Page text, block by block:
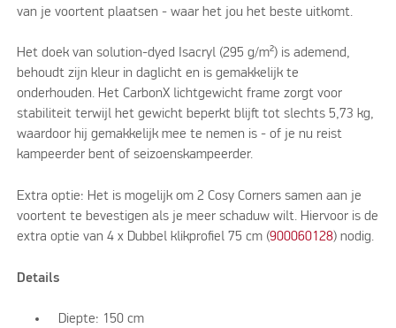
van je voortent plaatsen - waar het jou het beste uitkomt.
Het doek van solution-dyed Isacryl (295 g/m²) is ademend,
behoudt zijn kleur in daglicht en is gemakkelijk te
onderhouden. Het CarbonX lichtgewicht frame zorgt voor
stabiliteit terwijl het gewicht beperkt blijft tot slechts 5,73 kg,
waardoor hij gemakkelijk mee te nemen is - of je nu reist
kampeerder bent of seizoenskampeerder.
Extra optie: Het is mogelijk om 2 Cosy Corners samen aan je
voortent te bevestigen als je meer schaduw wilt. Hiervoor is de
extra optie van 4 x Dubbel klikprofiel 75 cm (900060128) nodig.
Details
Diepte: 150 cm